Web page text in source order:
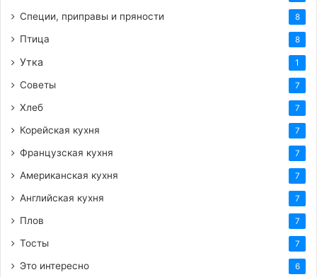
Специи, приправы и пряности 8
Птица 8
Утка 1
Советы 7
Хлеб 7
Корейская кухня 7
Французская кухня 7
Американская кухня 7
Английская кухня 7
Плов 7
Тосты 7
Это интересно 6